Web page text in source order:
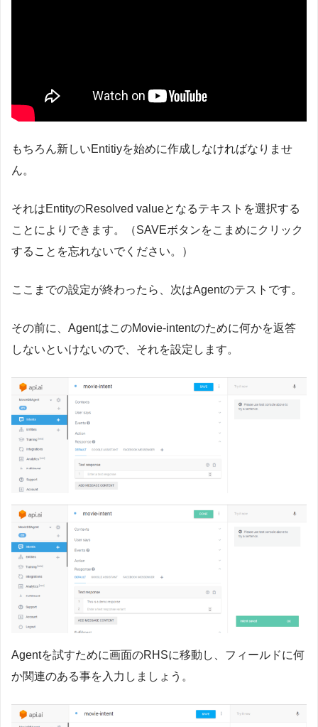
もちろん新しいEntitiyを始めに作成しなければなりませ
ん。
それはEntityのResolved valueとなるテキストを選択する
ことによりできます。（SAVEボタンをこまめにクリック
することを忘れないでください。）
ここまでの設定が終わったら、次はAgentのテストです。
その前に、AgentはこのMovie-intentのために何かを返答
しないといけないので、それを設定します。
Agentを試すために画面のRHSに移動し、フィールドに何
か関連のある事を入力しましょう。